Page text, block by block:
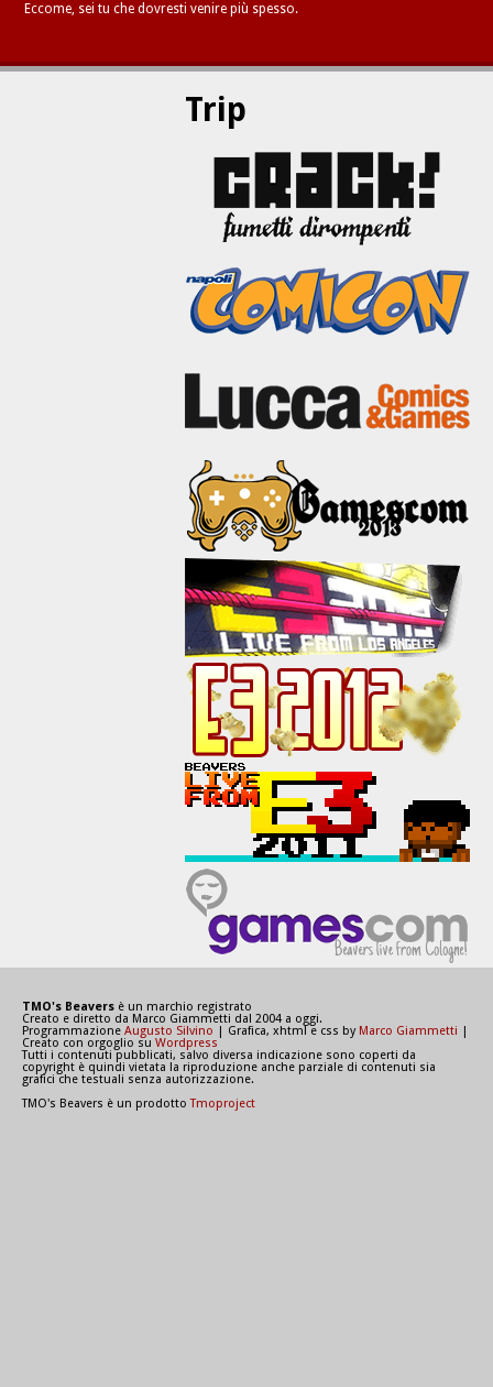
Eccome, sei tu che dovresti venire più spesso.
Trip
TMO's Beavers è un marchio registrato
Creato e diretto da Marco Giammetti dal 2004 a oggi.
Programmazione Augusto Silvino | Grafica, xhtml e css byMarco Giammetti
Creato con orgoglio su Wordpress
Tutti i contenuti pubblicati, salvo diversa indicazione sono coperti da
copyright è quindi vietata la riproduzione anche parziale di contenuti sia
grafici che testuali senza autorizzazione.
TMO's Beavers è un prodottoTmoproject